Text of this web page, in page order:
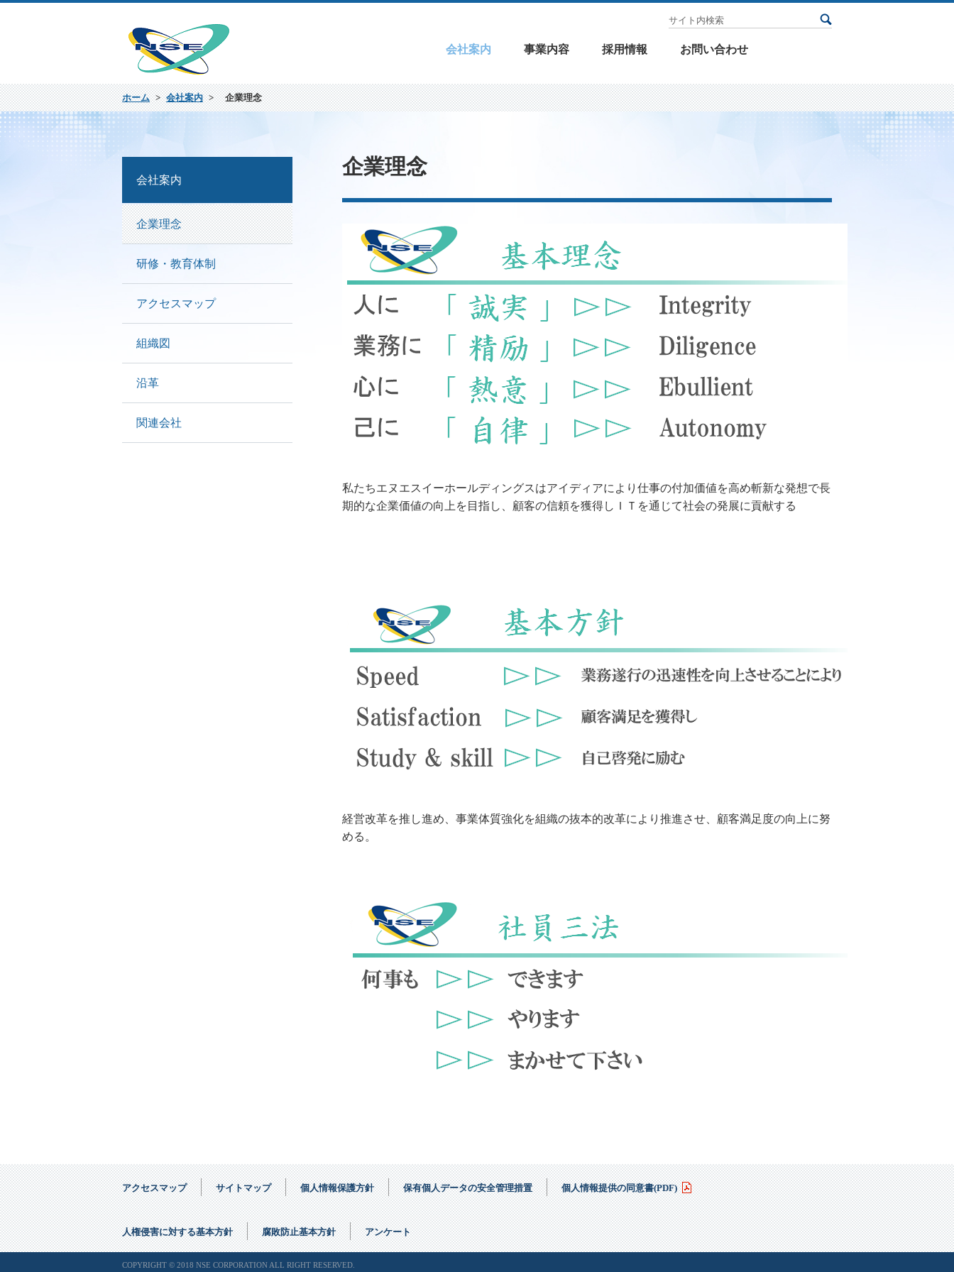
サイト内検索
会社案内 事業内容 採用情報 お問い合わせ
ホーム > 会社案内 > 企業理念
企業理念
私たちエヌエスイーホールディングスはアイディアにより仕事の付加価値を高め斬新な発想で長
期的な企業価値の向上を目指し、顧客の信頼を獲得しＩＴを通じて社会の発展に貢献する
経営改革を推し進め、事業体質強化を組織の抜本的改革により推進させ、顧客満足度の向上に努
める。
会社案内
企業理念
研修・教育体制
アクセスマップ
組織図
沿革
関連会社
アクセスマップ サイトマップ 個人情報保護方針 保有個人データの安全管理措置 個人情報提供の同意書(PDF)
人権侵害に対する基本方針 腐敗防止基本方針 アンケート
COPYRIGHT © 2018 NSE CORPORATION ALL RIGHT RESERVED.